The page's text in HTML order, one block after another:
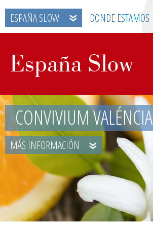
ESPAÑA SLOW DONDE ESTAMOS
CONVIVIUM VALÉNCIA
MÁS INFORMACIÓN